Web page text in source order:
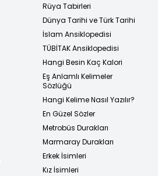
Rüya Tabirleri
Dünya Tarihi ve Türk Tarihi
İslam Ansiklopedisi
TÜBİTAK Ansiklopedisi
Hangi Besin Kaç Kalori
Eş Anlamlı Kelimeler
Sözlüğü
Hangi Kelime Nasıl Yazılır?
En Güzel Sözler
Metrobüs Durakları
Marmaray Durakları
Erkek İsimleri
Kız İsimleri